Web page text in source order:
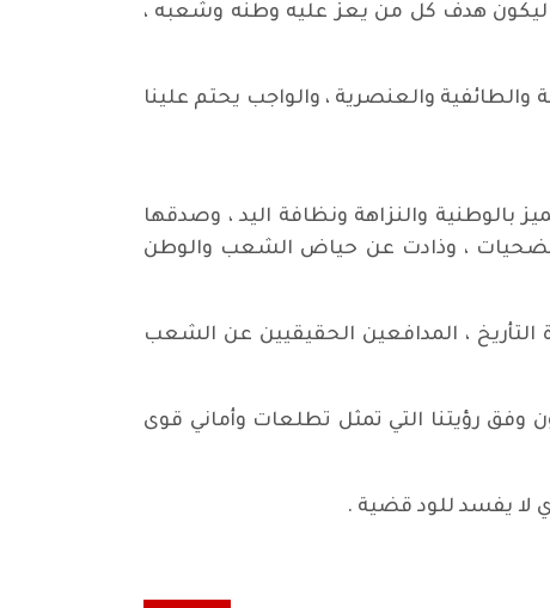
ليكون هدف كل من يعز عليه وطنه وشعبه ،
والعنصرية ، والواجب يحتم علينا
والنزاهة ونظافة اليد ، وصدقها
، وذادت عن حياض الشعب والوطن
، المدافعين الحقيقيين عن الشعب
وفق رؤيتنا التي تمثل تطلعات وأماني قوى
لا يفسد للود قضية .